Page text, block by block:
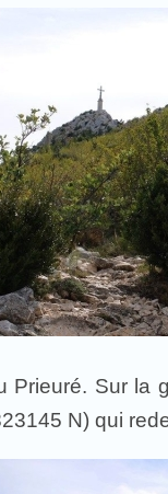
Sur la
N) qui